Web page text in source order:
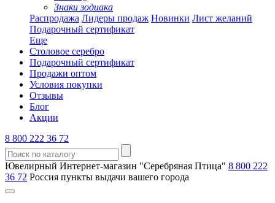
Знаки зодиака
Распродажа Лидеры продаж Новинки Лист желаний
Подарочный сертификат
Еще
Столовое серебро
Подарочный сертификат
Продажи оптом
Условия покупки
Отзывы
Блог
Акции
8 800 222 36 72
Ювелирный Интернет-магазин "Серебряная Птица" 8 800 222
36 72 Россия пункты выдачи вашего города